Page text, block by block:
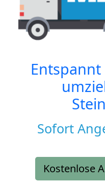
Sofort
Kostenlose